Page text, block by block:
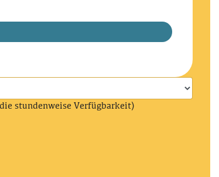
stundenweise Verfügbarkeit)